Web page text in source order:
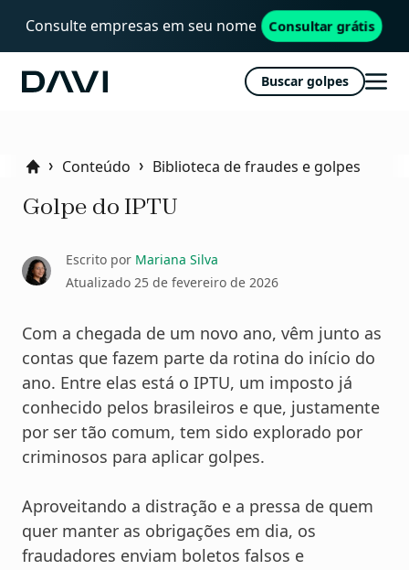
Consulte empresas em seu nome Consultar grátis
Davi Buscar golpes
Abrir
HomeConteúdo Biblioteca de fraudes e golpes
Golpe do IPTU
Escrito por Mariana Silva
Atualizado 25 de fevereiro de 2026
Com a chegada de um novo ano, vêm junto as
contas que fazem parte da rotina do início do
ano. Entre elas está o IPTU, um imposto já
conhecido pelos brasileiros e que, justamente
por ser tão comum, tem sido explorado por
criminosos para aplicar golpes.
Aproveitando a distração e a pressa de quem
quer manter as obrigações em dia, os
fraudadores enviam boletos falsos e